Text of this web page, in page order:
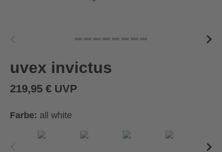
uvex invictus
219,95 € UVP
Farbe: all white